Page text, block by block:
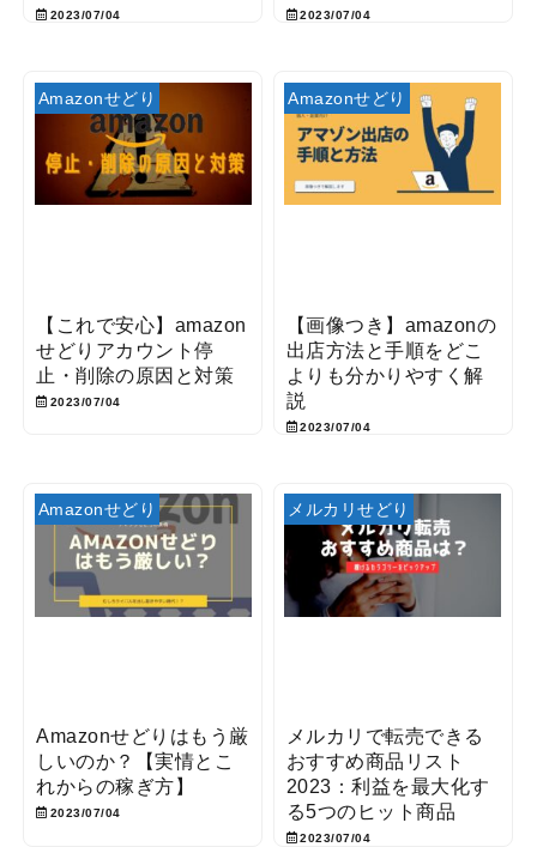
2023/07/04 2023/07/04
Amazonせどり
【これで安心】amazon
せどりアカウント停
止・削除の原因と対策
2023/07/04
Amazonせどり
【画像つき】amazonの
出店方法と手順をどこ
よりも分かりやすく解
説
2023/07/04
Amazonせどり
Amazonせどりはもう厳
しいのか？【実情とこ
れからの稼ぎ方】
2023/07/04
メルカリせどり
メルカリで転売できる
おすすめ商品リスト
2023：利益を最大化す
る5つのヒット商品
2023/07/04